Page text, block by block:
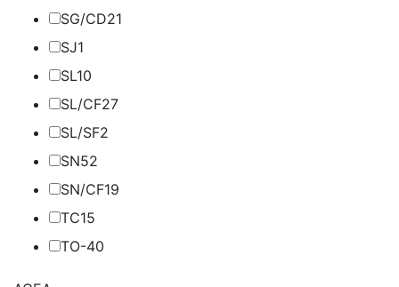
SG/CD21
SJ1
SL10
SL/CF27
SL/SF2
SN52
SN/CF19
TC15
TO-40